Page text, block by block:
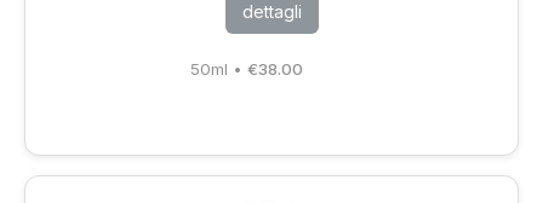
dettagli
50ml •€38.00